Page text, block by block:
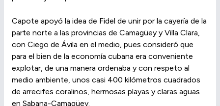
Capote apoyó la idea de Fidel de unir por la cayería de la
parte norte a las provincias de Camagüey y Villa Clara,
con Ciego de Ávila en el medio, pues consideró que
para el bien de la economía cubana era conveniente
explotar, de una manera ordenaba y con respeto al
medio ambiente, unos casi 400 kilómetros cuadrados
de arrecifes coralinos, hermosas playas y claras aguas
en Sabana-Camagüey.